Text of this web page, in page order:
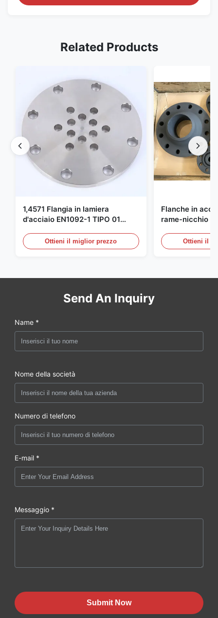
Related Products
1,4571 Flangia in lamiera
d'acciaio EN1092-1 TIPO 01
Ottieni il miglior prezzo
Flanche in
rame-nicchio
carbonioOttieni il
Send An Inquiry
Name *
Nome della società
Numero di telefono
E-mail *
Messaggio *
Submit Now